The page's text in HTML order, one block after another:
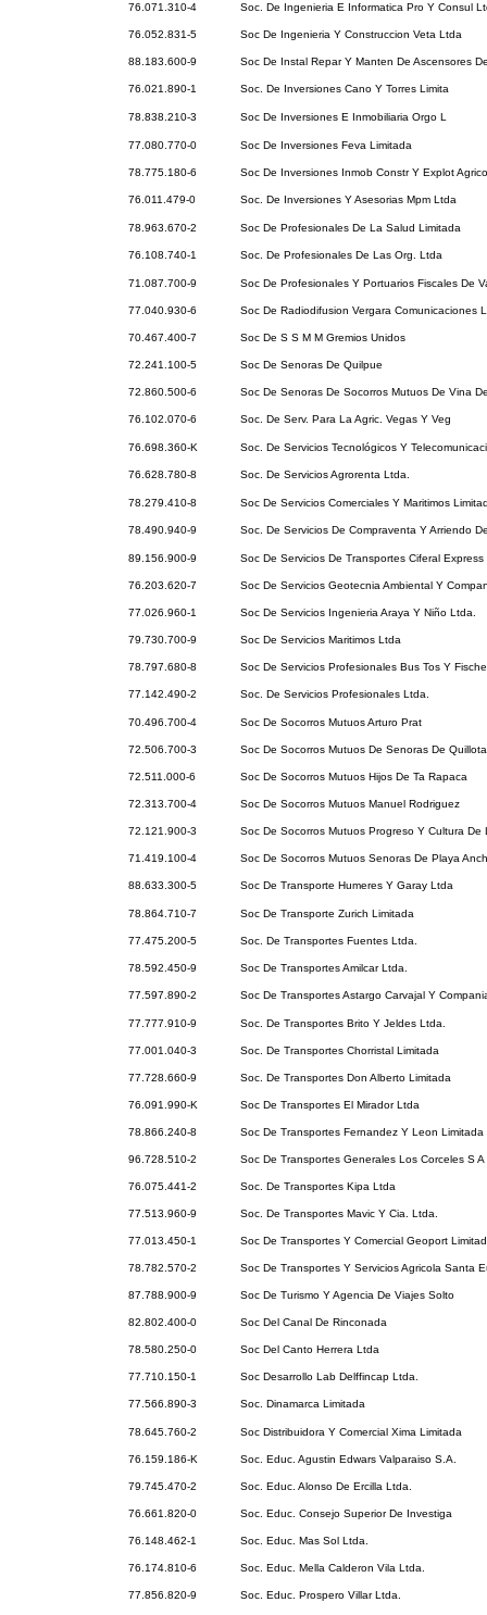
76.071.310-4 Soc. De Ingenieria E Informatica Pro Y Consul
76.052.831-5 Soc De Ingenieria Y Construccion Veta Ltda
88.183.600-9 Soc De Instal Repar Y Manten De Ascensores
76.021.890-1 Soc. De Inversiones Cano Y Torres Limita
78.838.210-3 Soc De Inversiones E Inmobiliaria Orgo L
77.080.770-0 Soc De Inversiones Feva Limitada
78.775.180-6 Soc De Inversiones Inmob Constr Y Explot
76.011.479-0 Soc. De Inversiones Y Asesorias Mpm Ltda
78.963.670-2 Soc De Profesionales De La Salud Limitada
76.108.740-1 Soc. De Profesionales De Las Org. Ltda
71.087.700-9 Soc De Profesionales Y Portuarios Fiscales De
77.040.930-6 Soc De Radiodifusion Vergara Comunicaciones
70.467.400-7 Soc De S S M M Gremios Unidos
72.241.100-5 Soc De Senoras De Quilpue
72.860.500-6 Soc De Senoras De Socorros Mutuos De Vina
76.102.070-6 Soc. De Serv. Para La Agric. Vegas Y Veg
76.698.360-K Soc. De Servicios Tecnológicos Y
76.628.780-8 Soc. De Servicios Agrorenta Ltda.
78.279.410-8 Soc De Servicios Comerciales Y Maritimos
78.490.940-9 Soc. De Servicios De Compraventa Y Arriendo
89.156.900-9 Soc De Servicios De Transportes Ciferal Express
76.203.620-7 Soc De Servicios Geotecnia Ambiental Y
77.026.960-1 Soc De Servicios Ingenieria Araya Y Niño Ltda.
79.730.700-9 Soc De Servicios Maritimos Ltda
78.797.680-8 Soc De Servicios Profesionales Bus Tos Y
77.142.490-2 Soc. De Servicios Profesionales Ltda.
70.496.700-4 Soc De Socorros Mutuos Arturo Prat
72.506.700-3 Soc De Socorros Mutuos De Senoras De Quillota
72.511.000-6 Soc De Socorros Mutuos Hijos De Ta Rapaca
72.313.700-4 Soc De Socorros Mutuos Manuel Rodriguez
72.121.900-3 Soc De Socorros Mutuos Progreso Y Cultura De
71.419.100-4 Soc De Socorros Mutuos Senoras De Playa
88.633.300-5 Soc De Transporte Humeres Y Garay Ltda
78.864.710-7 Soc De Transporte Zurich Limitada
77.475.200-5 Soc. De Transportes Fuentes Ltda.
78.592.450-9 Soc De Transportes Amilcar Ltda.
77.597.890-2 Soc De Transportes Astargo Carvajal Y
77.777.910-9 Soc. De Transportes Brito Y Jeldes Ltda.
77.001.040-3 Soc. De Transportes Chorristal Limitada
77.728.660-9 Soc. De Transportes Don Alberto Limitada
76.091.990-K Soc De Transportes El Mirador Ltda
78.866.240-8 Soc De Transportes Fernandez Y Leon Limitada
96.728.510-2 Soc De Transportes Generales Los Corceles S A
76.075.441-2 Soc. De Transportes Kipa Ltda
77.513.960-9 Soc. De Transportes Mavic Y Cia. Ltda.
77.013.450-1 Soc De Transportes Y Comercial Geoport
78.782.570-2 Soc De Transportes Y Servicios Agricola Santa
87.788.900-9 Soc De Turismo Y Agencia De Viajes Solto
82.802.400-0 Soc Del Canal De Rinconada
78.580.250-0 Soc Del Canto Herrera Ltda
77.710.150-1 Soc Desarrollo Lab Delffincap Ltda.
77.566.890-3 Soc. Dinamarca Limitada
78.645.760-2 Soc Distribuidora Y Comercial Xima Limitada
76.159.186-K Soc. Educ. Agustin Edwars Valparaiso S.A.
79.745.470-2 Soc. Educ. Alonso De Ercilla Ltda.
76.661.820-0 Soc. Educ. Consejo Superior De Investiga
76.148.462-1 Soc. Educ. Mas Sol Ltda.
76.174.810-6 Soc. Educ. Mella Calderon Vila Ltda.
77.856.820-9 Soc. Educ. Prospero Villar Ltda.